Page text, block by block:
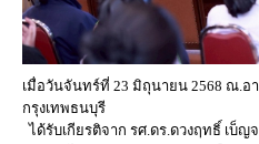
เมื่อวันจันทร์ที่ 23 มิถุนายน 2568 ณ.อ
กรุงเทพธนบุรี
ได้รับเกียรติจาก รศ.ดร.ดวงฤทธิ์ เบ็